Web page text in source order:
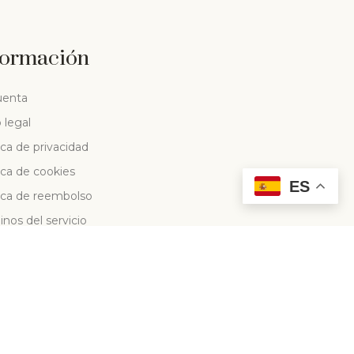
legal
de privacidad
de cookies
de reembolso
del servicio
ES